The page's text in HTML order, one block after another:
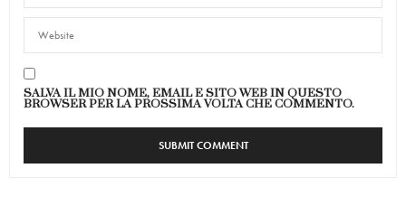
SALVA IL MIO NOME, EMAIL E SITO WEB IN QUESTO
BROWSER PER LA PROSSIMA VOLTA CHE COMMENTO.